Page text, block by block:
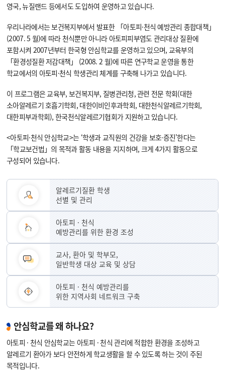
영국, 뉴질랜드 등에서도 도입하여 운영하고 있습니다.
우리나라에서는 보건복지부에서 발표한 「아토피·천식 예방관리 종합대책」
(2007. 5 월)에 따라 천식뿐만 아니라 아토피피부염도 관리대상 질환에
포함시켜 2007년부터 한국형 안심학교를 운영하고 있으며, 교육부의
「환경성질환 저감대책」 (2008. 2 월)에 따른 연구학교 운영을 통한
학교에서의 아토피·천식 학생관리 체계를 구축해 나가고 있습니다.
이 프로그램은 교육부, 보건복지부, 질병관리청, 관련 전문 학회(대한
소아알레르기 호흡기학회, 대한이비인후과학회, 대한천식알레르기학회,
대한피부과학회), 한국천식알레르기협회가 지원하고 있습니다.
<아토피·천식 안심학교>는 ‘학생과 교직원의 건강을 보호·증진’한다는
「학교보건법」의 목적과 활동 내용을 지지하며, 크게 4가지 활동으로
구성되어 있습니다.
알레르기질환 학생
선별 및 관리
아토피 · 천식
예방관리를 위한 환경 조성
교사, 환아 및 학부모,
일반학생 대상 교육 및 상담
아토피 · 천식 예방관리를
위한 지역사회 네트워크 구축
안심학교를 왜 하나요?
아토피 · 천식 안심학교는 아토피 · 천식 관리에 적합한 환경을 조성하고
알레르기 환아가 보다 안전하게 학교생활을 할 수 있도록 하는 것이 주된
목적입니다.